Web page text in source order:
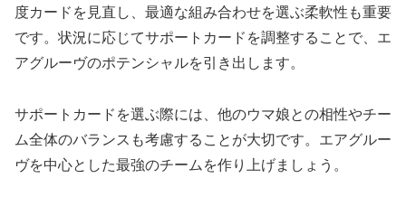
度カードを見直し、最適な組み合わせを選ぶ柔軟性も重要
です。状況に応じてサポートカードを調整することで、エ
アグルーヴのポテンシャルを引き出します。
サポートカードを選ぶ際には、他のウマ娘との相性やチー
ム全体のバランスも考慮することが大切です。エアグルー
ヴを中心とした最強のチームを作り上げましょう。